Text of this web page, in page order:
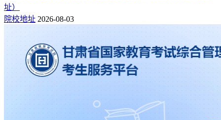
址）
院校地址 2026-08-03